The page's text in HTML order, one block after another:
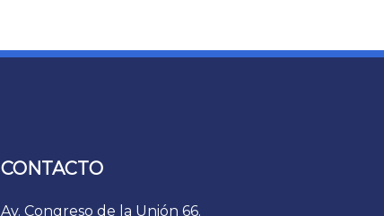
CONTACTO
Av. Congreso de la Unión 66.